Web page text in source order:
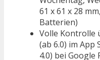
61 x 61 x 28
Batterien)
Volle Kontrolle
(ab 6.0) im App
4.0) bei Google